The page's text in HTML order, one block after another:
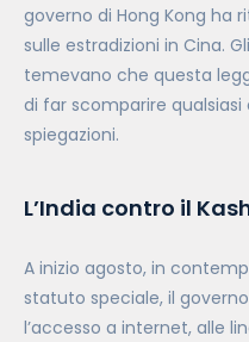
governo di Hong Kong ha
sulle estradizioni in Cina.
temevano che questa
di far scomparire
spiegazioni.
L’India contro il
A inizio agosto, in
statuto speciale, il
l’accesso a internet, alle